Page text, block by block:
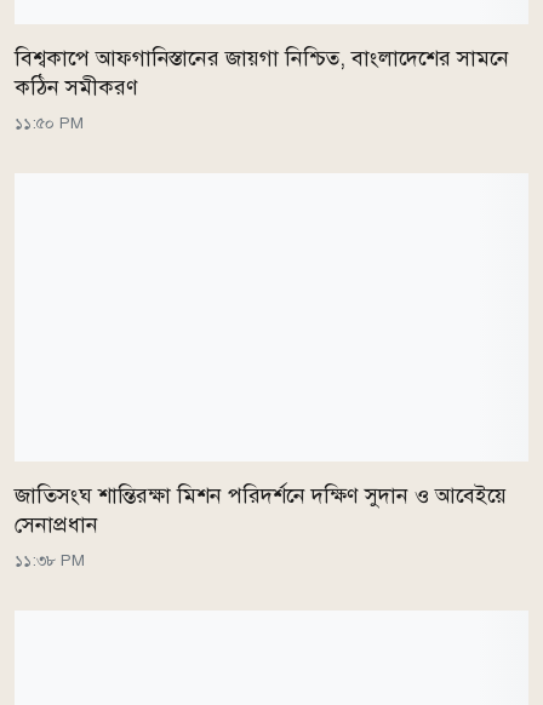
বিশ্বকাপে আফগানিস্তানের জায়গা নিশ্চিত, বাংলাদেশের সামনে
কঠিন সমীকরণ
১১:৫০ PM
জাতিসংঘ শান্তিরক্ষা মিশন পরিদর্শনে দক্ষিণ সুদান ও আবেইয়ে
সেনাপ্রধান
১১:৩৮ PM